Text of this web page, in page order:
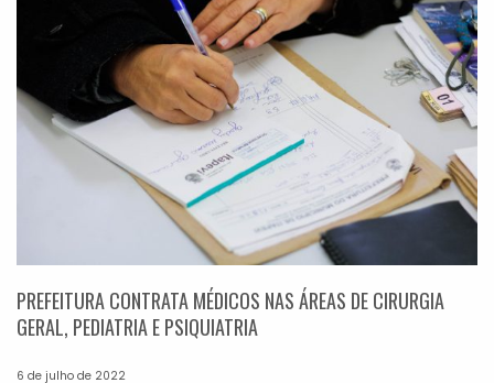
PREFEITURA CONTRATA MÉDICOS NAS ÁREAS DE CIRURGIA
GERAL, PEDIATRIA E PSIQUIATRIA
6 de julho de 2022